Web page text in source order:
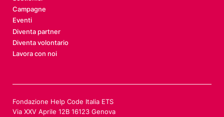
Campagne
Eventi
Diventa partner
Diventa volontario
Lavora con noi
Fondazione Help Code Italia ETS
Via XXV Aprile 12B 16123 Genova